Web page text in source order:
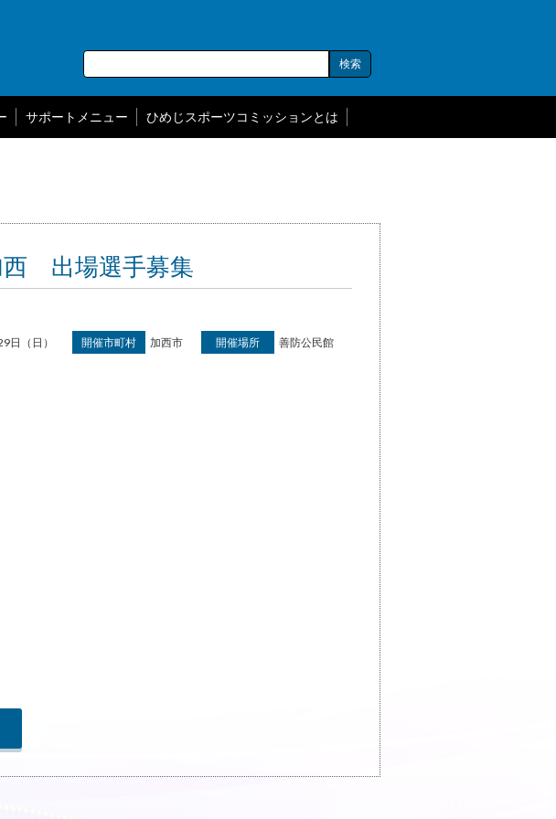
サポートメニュー ひめじスポーツコミッションとは
西 出場選手募集
日（日） 開催市町村 加西市 開催場所 善防公民館